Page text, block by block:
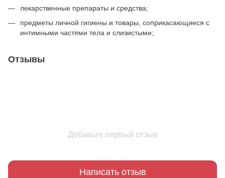
лекарственные препараты и средства;
предметы личной гигиены и товары, соприкасающиеся с
интимными частями тела и слизистыми;
Отзывы
Добавьте первый отзыв
Написать отзыв